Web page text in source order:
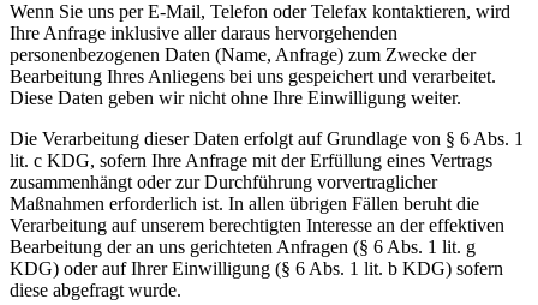
Wenn Sie uns per E-Mail, Telefon oder Telefax kontaktieren, wird
Ihre Anfrage inklusive aller daraus hervorgehenden
personenbezogenen Daten (Name, Anfrage) zum Zwecke der
Bearbeitung Ihres Anliegens bei uns gespeichert und verarbeitet.
Diese Daten geben wir nicht ohne Ihre Einwilligung weiter.
Die Verarbeitung dieser Daten erfolgt auf Grundlage von § 6 Abs. 1
lit. c KDG, sofern Ihre Anfrage mit der Erfüllung eines Vertrags
zusammenhängt oder zur Durchführung vorvertraglicher
Maßnahmen erforderlich ist. In allen übrigen Fällen beruht die
Verarbeitung auf unserem berechtigten Interesse an der effektiven
Bearbeitung der an uns gerichteten Anfragen (§ 6 Abs. 1 lit. g
KDG) oder auf Ihrer Einwilligung (§ 6 Abs. 1 lit. b KDG) sofern
diese abgefragt wurde.